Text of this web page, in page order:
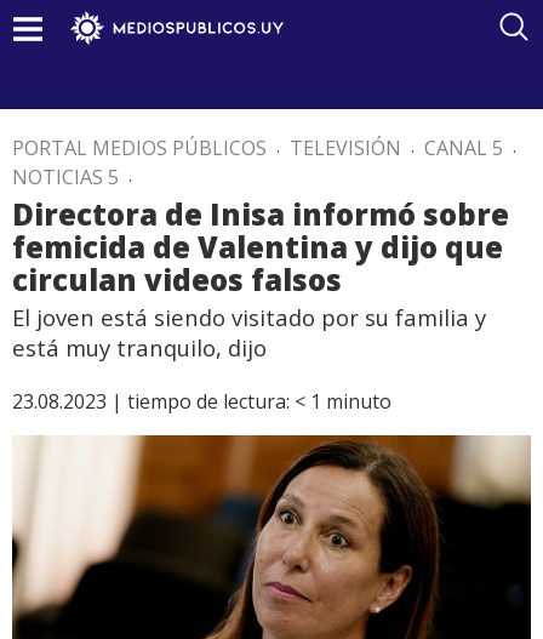
PORTAL MEDIOS PÚBLICOS . TELEVISIÓN . CANAL 5 .
NOTICIAS 5 .
Directora de Inisa informó sobre
femicida de Valentina y dijo que
circulan videos falsos
El joven está siendo visitado por su familia y
está muy tranquilo, dijo
23.08.2023 | tiempo de lectura: < 1 minuto